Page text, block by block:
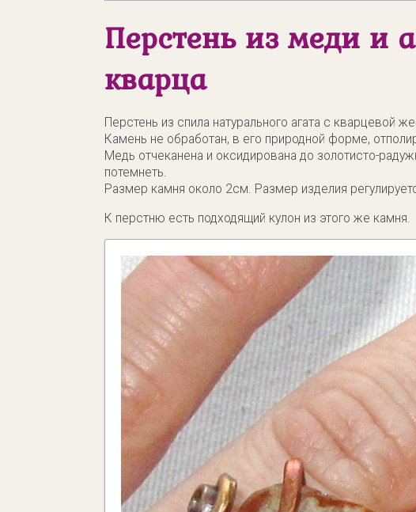
Перстень из меди и
кварца
Перстень из спила натурального агата с кварцевой
Камень не обработан, в его природной форме,
Медь отчеканена и оксидирована до золотисто-
потемнеть.
Размер камня около 2см. Размер изделия
К перстню есть подходящий кулон из этого же камня.